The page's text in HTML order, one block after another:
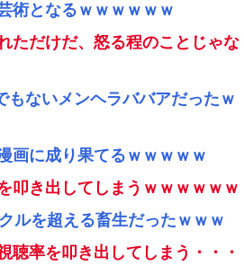
術となるｗｗｗｗｗｗ
ただけだ、怒る程のことじゃな
もないメンヘラババアだったｗ
画に成り果てるｗｗｗｗｗ
叩き出してしまうｗｗｗｗｗｗ
ルを超える畜生だったｗｗｗ
聴率を叩き出してしまう・・・